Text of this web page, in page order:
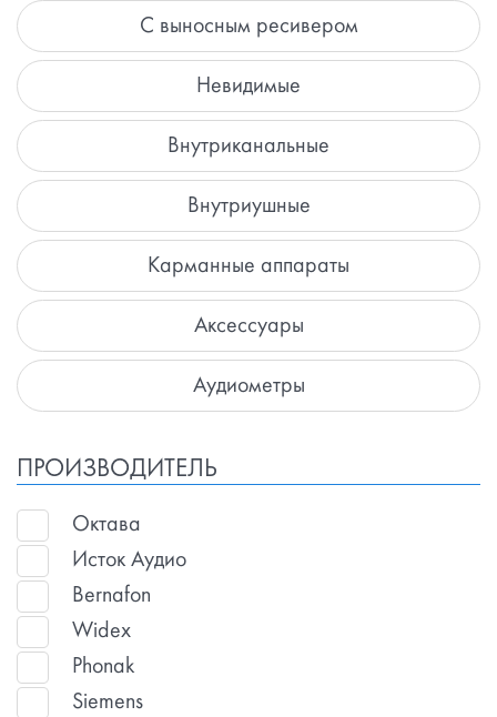
С выносным ресивером
Невидимые
Внутриканальные
Внутриушные
Карманные аппараты
Аксессуары
Аудиометры
ПРОИЗВОДИТЕЛЬ
Октава
Исток Аудио
Bernafon
Widex
Phonak
Siemens